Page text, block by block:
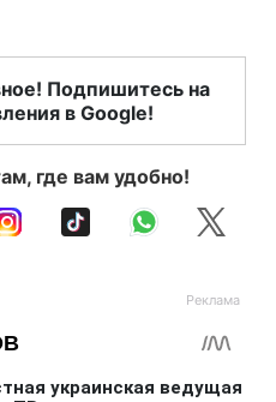
Подпишитесь на
в Google!
где вам удобно!